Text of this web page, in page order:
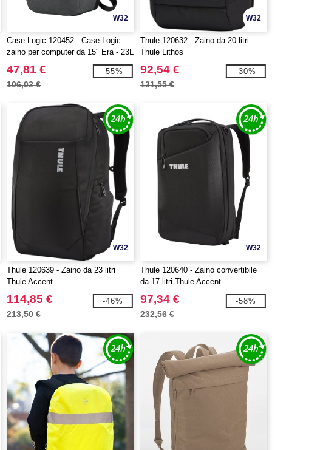
W32
Case Logic 120452 - Case Logic
zaino per computer da 15" Era - 23L
47,81 €
106,02 €
-55%
W32
Thule 120632 - Zaino da 20 litri
Thule Lithos
92,54 €
131,55 €
-30%
W32
Thule 120639 - Zaino da 23 litri
Thule Accent
114,85 €
213,50 €
-46%
W32
Thule 120640 - Zaino convertibile
da 17 litri Thule Accent
97,34 €
232,56 €
-58%